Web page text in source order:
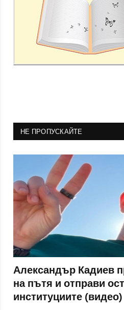
НЕ ПРОПУСКАЙТЕ
Александър Кадиев
на пътя и отправи
институциите (видео)